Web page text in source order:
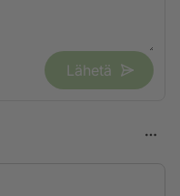
Lähetä